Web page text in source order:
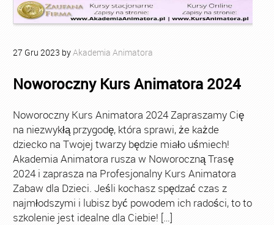
27 Gru 2023 byAkademia Animatora
Noworoczny Kurs Animatora 2024
Noworoczny Kurs Animatora 2024 Zapraszamy Cię
na niezwykłą przygodę, która sprawi, że każde
dziecko na Twojej twarzy będzie miało uśmiech!
Akademia Animatora rusza w Noworoczną Trasę
2024 i zaprasza na Profesjonalny Kurs Animatora
Zabaw dla Dzieci. Jeśli kochasz spędzać czas z
najmłodszymi i lubisz być powodem ich radości, to to
szkolenie jest idealne dla Ciebie! […]